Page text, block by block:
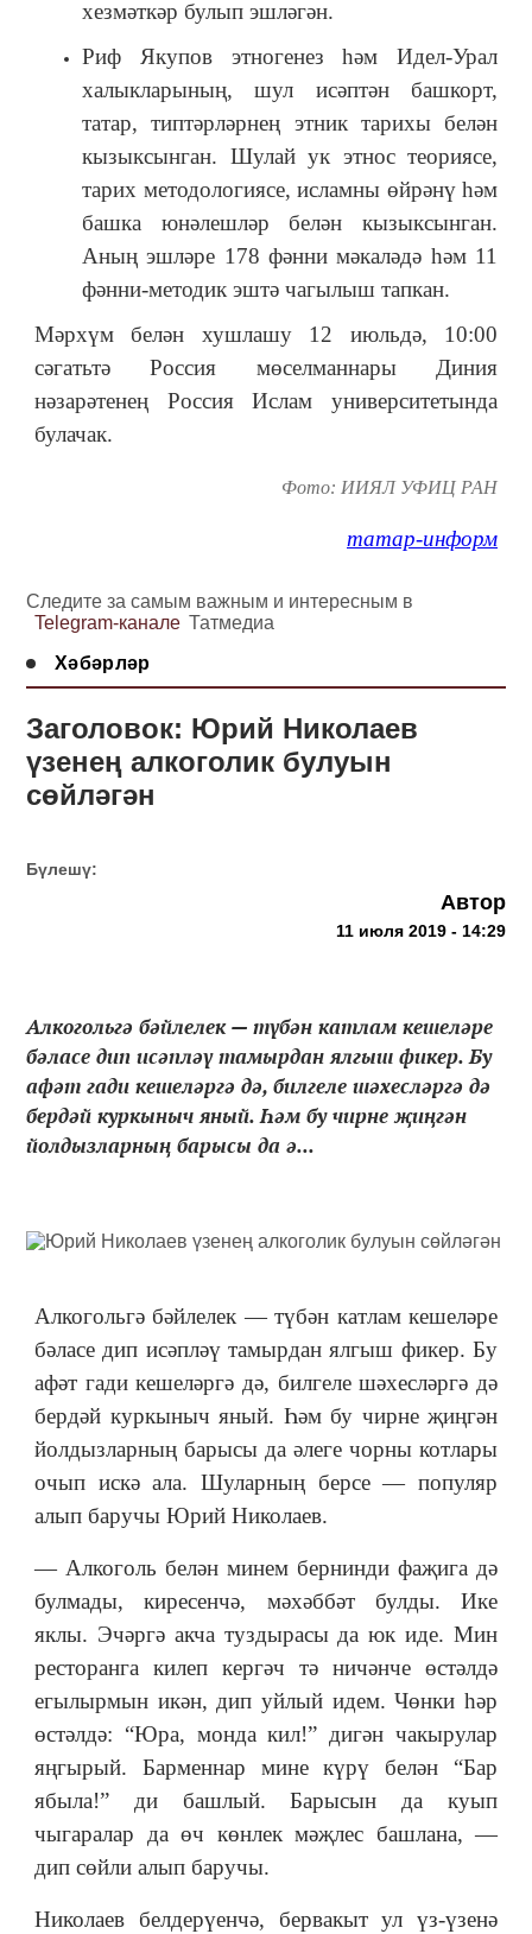
хезмәткәр булып эшләгән.
Риф Якупов этногенез һәм Идел-Урал
халыкларының, шул исәптән башкорт,
татар, типтәрләрнең этник тарихы белән
кызыксынган. Шулай ук этнос теориясе,
тарих методологиясе, исламны өйрәнү һәм
башка юнәлешләр белән кызыксынган.
Аның эшләре 178 фәнни мәкаләдә һәм 11
фәнни-методик эштә чагылыш тапкан.
Мәрхүм белән хушлашу 12 июльдә, 10:00
сәгатьтә Россия мөселманнары Диния
нәзарәтенең Россия Ислам университетында
булачак.
Фото: ИИЯЛ УФИЦ РАН
татар-информ
Следите за самым важным и интересным в
Telegram-канале Татмедиа
Хәбәрләр
Заголовок: Юрий Николаев
үзенең алкоголик булуын
сөйләгән
Бүлешү:
Автор
11 июля 2019 - 14:29
Алкогольгә бәйлелек — түбән катлам кешеләре
бәласе дип исәпләү тамырдан ялгыш фикер. Бу
афәт гади кешеләргә дә, билгеле шәхесләргә дә
бердәй куркыныч яный. Һәм бу чирне җиңгән
йолдызларның барысы да ә...
Алкогольгә бәйлелек — түбән катлам кешеләре
бәласе дип исәпләү тамырдан ялгыш фикер. Бу
афәт гади кешеләргә дә, билгеле шәхесләргә дә
бердәй куркыныч яный. Һәм бу чирне җиңгән
йолдызларның барысы да әлеге чорны котлары
очып искә ала. Шуларның берсе — популяр
алып баручы Юрий Николаев.
— Алкоголь белән минем бернинди фаҗига дә
булмады, киресенчә, мәхәббәт булды. Ике
яклы. Эчәргә акча туздырасы да юк иде. Мин
ресторанга килеп кергәч тә ничәнче өстәлдә
егылырмын икән, дип уйлый идем. Чөнки һәр
өстәл­дә: “Юра, монда кил!” дигән чакырулар
яңгырый. Барменнар мине күрү белән “Бар
ябыла!” ди башлый. Барысын да куып
чыгаралар да өч көнлек мәҗлес башлана, —
дип сөйли алып баручы.
Николаев белдерүенчә, бервакыт ул үз-үзенә